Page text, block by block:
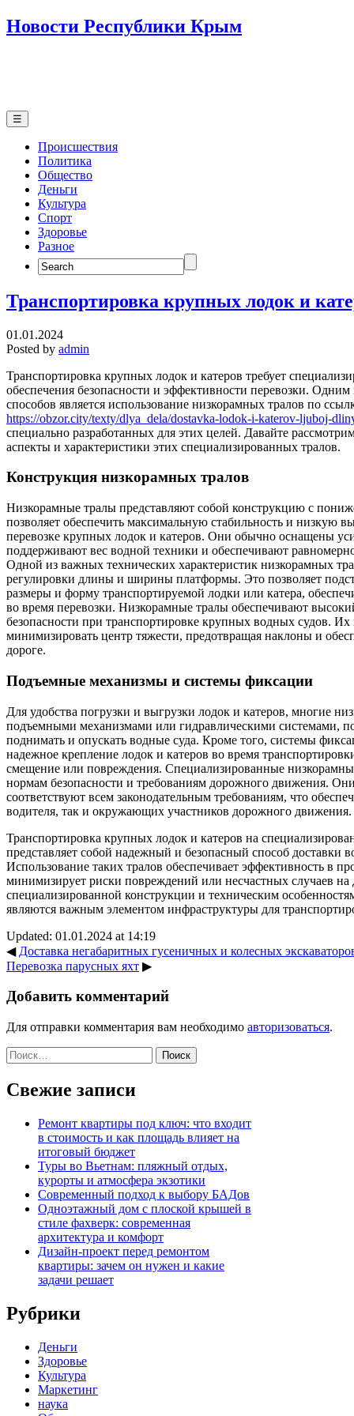
Новости Республики Крым
☰
Происшествия
Политика
Общество
Деньги
Культура
Спорт
Здоровье
Разное
Search
for:
Транспортировка крупных лодок и
01.01.2024
Posted by admin
Транспортировка крупных лодок и катеров требует
обеспечения безопасности и эффективности перевозки.
способов является использование низкорамных тралов по
https://obzor.city/texty/dlya_dela/dostavka-lodok-i-katerov-ljuboj-
специально разработанных для этих целей. Давайте
аспекты и характеристики этих специализированных тралов.
Конструкция низкорамных тралов
Низкорамные тралы представляют собой конструкцию с
позволяет обеспечить максимальную стабильность и низкую
перевозке крупных лодок и катеров. Они обычно оснащены
поддерживают вес водной техники и обеспечивают
Одной из важных технических характеристик низкорамных
регулировки длины и ширины платформы. Это позволяет
размеры и форму транспортируемой лодки или катера,
во время перевозки. Низкорамные тралы обеспечивают
безопасности при транспортировке крупных водных судов. Их
минимизировать центр тяжести, предотвращая наклоны и
дороге.
Подъемные механизмы и системы фиксации
Для удобства погрузки и выгрузки лодок и катеров, многие
подъемными механизмами или гидравлическими системами,
поднимать и опускать водные суда. Кроме того, системы
надежное крепление лодок и катеров во время
смещение или повреждения. Специализированные
нормам безопасности и требованиям дорожного движения.
соответствуют всем законодательным требованиям, что
водителя, так и окружающих участников дорожного движения.
Транспортировка крупных лодок и катеров на
представляет собой надежный и безопасный способ доставки
Использование таких тралов обеспечивает эффективность в
минимизирует риски повреждений или несчастных случаев на
специализированной конструкции и техническим
являются важным элементом инфраструктуры для
Updated: 01.01.2024 at 14:19
◀ Доставка негабаритных гусеничных и колесных
Перевозка парусных яхт ▶
Добавить комментарий
Для отправки комментария вам необходимо авторизоваться.
Найти:
Свежие записи
Ремонт квартиры под ключ: что входит
в стоимость и как площадь влияет на
итоговый бюджет
Туры во Вьетнам: пляжный отдых,
курорты и атмосфера экзотики
Современный подход к выбору БАДов
Одноэтажный дом с плоской крышей в
стиле фахверк: современная
архитектура и комфорт
Дизайн-проект перед ремонтом
квартиры: зачем он нужен и какие
задачи решает
Рубрики
Деньги
Здоровье
Культура
Маркетинг
наука